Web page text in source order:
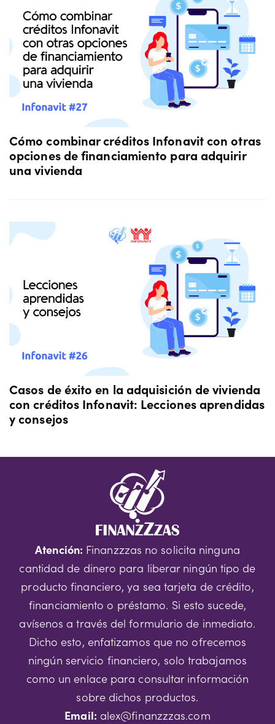
Cómo combinar créditos Infonavit con otras
opciones de financiamiento para adquirir
una vivienda
Casos de éxito en la adquisición de vivienda
con créditos Infonavit: Lecciones aprendidas
y consejos
Atención: Finanzzzas no solicita ninguna
cantidad de dinero para liberar ningún tipo de
producto financiero, ya sea tarjeta de crédito,
financiamiento o préstamo. Si esto sucede,
avísenos a través del formulario de inmediato.
Dicho esto, enfatizamos que no ofrecemos
ningún servicio financiero, solo trabajamos
como un enlace para consultar información
sobre dichos productos.
Email: alex@finanzzzas.com